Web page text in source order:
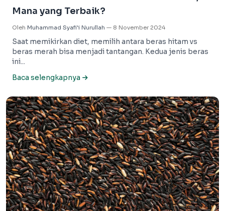
Mana yang Terbaik?
Oleh Muhammad Syafi'i Nurullah — 8 November 2024
Saat memikirkan diet, memilih antara beras hitam vs
beras merah bisa menjadi tantangan. Kedua jenis beras
ini...
Baca selengkapnya